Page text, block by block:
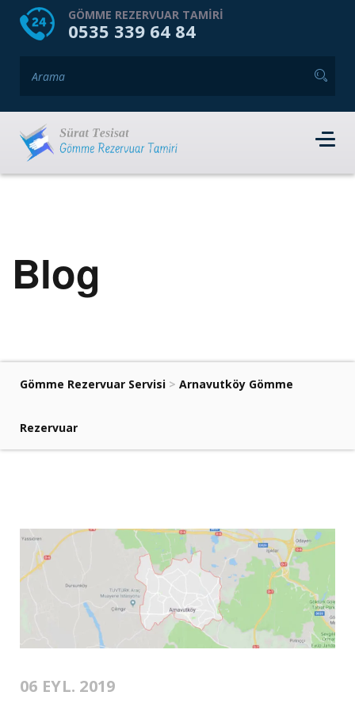
HOME HAKKIMIZDA
GÖMME REZERVUAR TAMIRI
0535 339 64 84
Blog
Gömme Rezervuar Servisi > Arnavutköy Gömme
Rezervuar
06 EYL. 2019